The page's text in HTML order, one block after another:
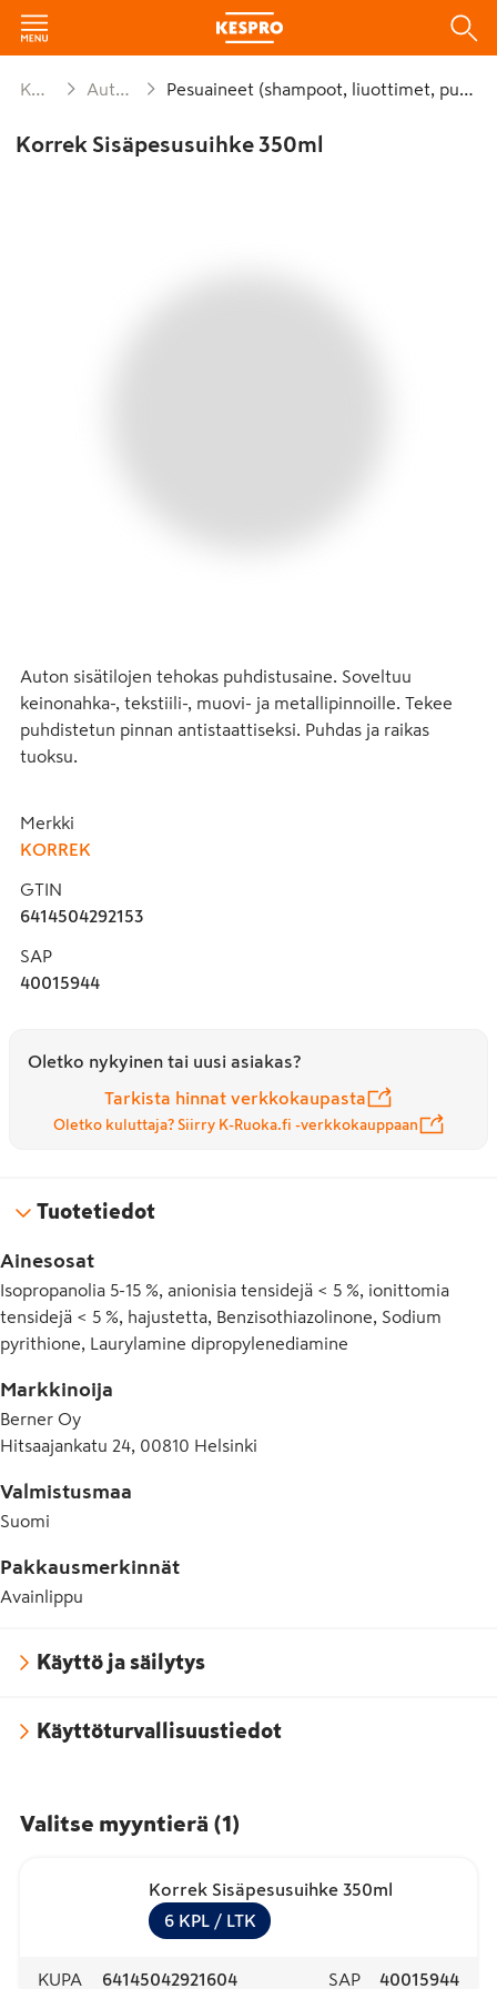
Käyttötavara
Autotarvikkeet 1 Pesuaineet (shampoot, liuottimet, puhd.aineet)
Korrek Sisäpesusuihke 350ml
Auton sisätilojen tehokas puhdistusaine. Soveltuu
keinonahka-, tekstiili-, muovi- ja metallipinnoille. Tekee
puhdistetun pinnan antistaattiseksi. Puhdas ja raikas
tuoksu.
Merkki
KORREK
GTIN
6414504292153
SAP
40015944
Oletko nykyinen tai uusi asiakas?
Tarkista hinnat verkkokaupasta
Oletko kuluttaja? Siirry K-Ruoka.fi -verkkokauppaan
Tuotetiedot
Ainesosat
Isopropanolia 5-15 %, anionisia tensidejä < 5 %, ionittomia
tensidejä < 5 %, hajustetta, Benzisothiazolinone, Sodium
pyrithione, Laurylamine dipropylenediamine
Markkinoija
Berner Oy
Hitsaajankatu 24, 00810 Helsinki
Valmistusmaa
Suomi
Pakkausmerkinnät
Avainlippu
Käyttö ja säilytys
Käyttöturvallisuustiedot
Valitse myyntierä (1)
Korrek Sisäpesusuihke 350ml
6 KPL / LTK
KUPA 64145042921604 SAP 40015944